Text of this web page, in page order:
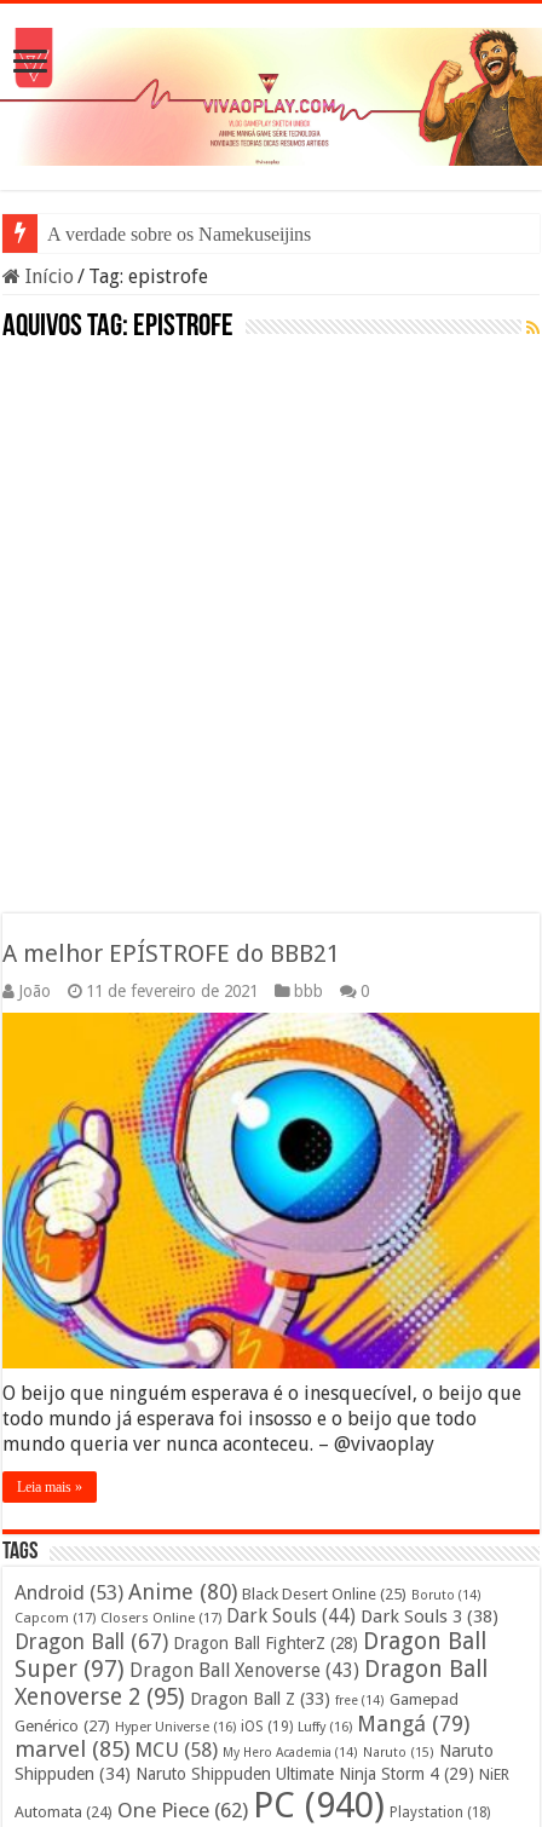
A verdade sobre os Namekuseijins – DRAGON
Início / Tag:epistrofe
Aquivos tag: epistrofe
A melhor EPÍSTROFE do BBB21
João 11 de fevereiro de 2021 bbb 0
O beijo que ninguém esperava é o inesquecível, o beijo que
todo mundo já esperava foi insosso e o beijo que todo
mundo queria ver nunca aconteceu. – @vivaoplay
Leia mais »
Tags
Android (53) Anime (80) Black Desert Online (25) Boruto (14)
Capcom (17) Closers Online (17) Dark Souls (44) Dark Souls 3 (38)
Dragon Ball (67) Dragon Ball FighterZ (28) Dragon Ball
Super (97) Dragon Ball Xenoverse (43) Dragon Ball
Xenoverse 2 (95) Dragon Ball Z (33) free (14) Gamepad
Genérico (27) Hyper Universe (16) iOS (19) Luffy(16) Mangá (79)
marvel (85) MCU (58) My Hero Academia (14) Naruto (15) Naruto
Shippuden (34) Naruto Shippuden Ultimate Ninja Storm 4 (29) NiER
Automata (24) One Piece (62) PC (940) Playstation (18)